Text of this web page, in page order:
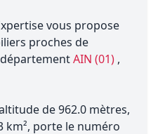
vous propose
proches de
départementAIN (01) ,
de 962.0 mètres,
km², porte le numéro